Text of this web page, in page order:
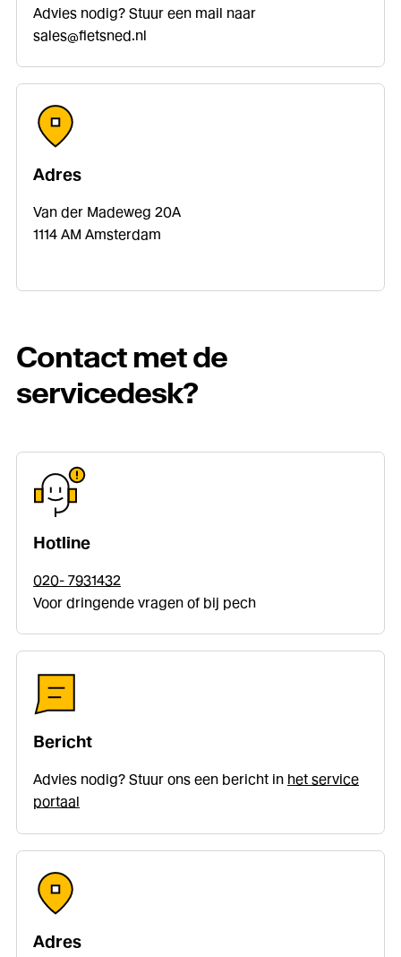
Advies nodig? Stuur een mail naar
sales@fietsned.nl
Adres
Van der Madeweg 20A
1114 AM Amsterdam
Contact met de
servicedesk?
Hotline
020- 7931432
Voor dringende vragen of bij pech
Bericht
Advies nodig? Stuur ons een bericht in het service
portaal
Adres